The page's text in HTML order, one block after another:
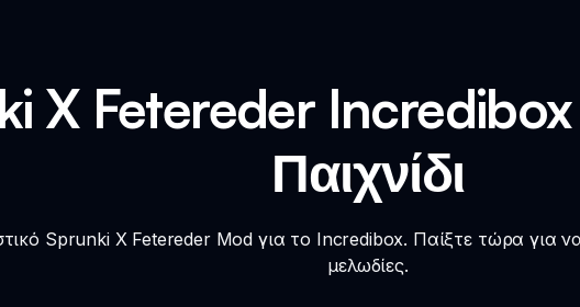
X Fetereder
Παιχνίδι
Sprunki X Fetereder Mod για το Incredibox. Παίξτε τώρα για
μελωδίες.